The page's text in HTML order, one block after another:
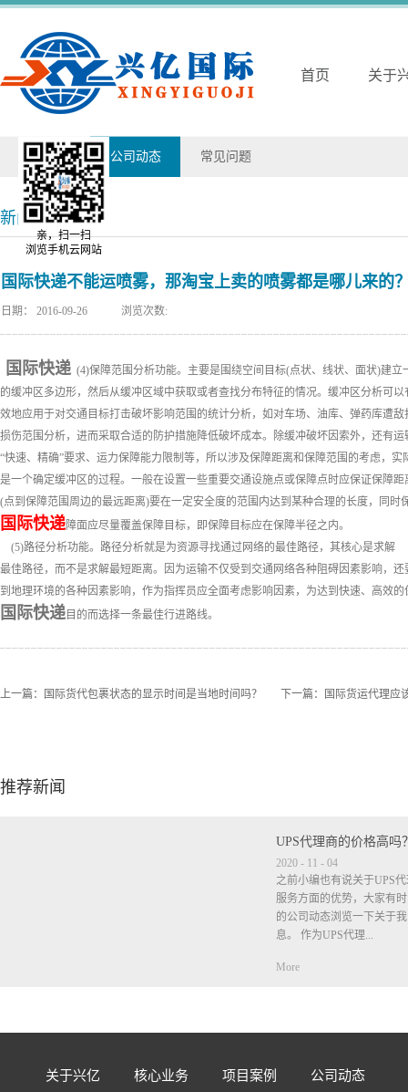
首页 关于
兴亿动态 公司动态 常见问题
新闻详情
国际快递不能运喷雾，那淘宝上卖的喷雾都是哪儿来的
日期： 2016-09-26 浏览次数:
国际快递 (4)保障范围分析功能。主要是围绕空间目标(点状、线状、面状)建立
的缓冲区多边形，然后从缓冲区域中获取或者查找分布特征的情况。缓冲区分析可以
效地应用于对交通目标打击破坏影响范围的统计分析，如对车场、油库、弹药库遭敌
损伤范围分析，进而采取合适的防护措施降低破坏成本。除缓冲破坏因索外，还有运
“快速、精确”要求、运力保障能力限制等，所以涉及保障距离和保障范围的考虑，实
是一个确定缓冲区的过程。一般在设置一些重要交通设施点或保障点时应保证保障距
(点到保障范围周边的最远距离)要在一定安全度的范围内达到某种合理的长度，同时
国际快递障面应尽量覆盖保障目标，即保障目标应在保障半径之内。
(5)路径分析功能。路径分析就是为资源寻找通过网络的最佳路径，其核心是求解
最佳路径，而不是求解最短距离。因为运输不仅受到交通网络各种阻碍因素影响，还
到地理环境的各种因素影响，作为指挥员应全面考虑影响因素，为达到快速、高效的
国际快递目的而选择一条最佳行进路线。
上一篇： 国际货代包裹状态的显示时间是当地时间吗？ 下一篇： 国际货运代理应
推荐新闻
UPS代理商的价格高吗
2020 - 11 - 04
之前小编也有说关于UPS
服务方面的优势，大家有
的公司动态浏览一下关于
息。 作为UPS代理...
个税金是客户需自觉承担
More
关于兴亿 核心业务 项目案例 公司动态
亲，扫一扫
浏览手机云网站